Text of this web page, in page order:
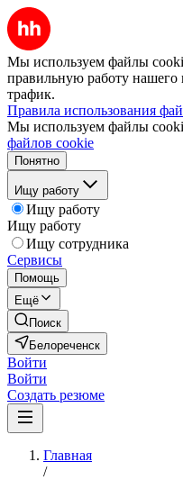
Мы используем файлы
правильную работу нашего
трафик.
Правила использования
Мы используем файлы
файлов cookie
Понятно
Ищу работу
Ищу работу
Ищу работу
Ищу сотрудника
Сервисы
Помощь
Ещё
Поиск
Белореченск
Войти
Войти
Создать резюме
Главная
/